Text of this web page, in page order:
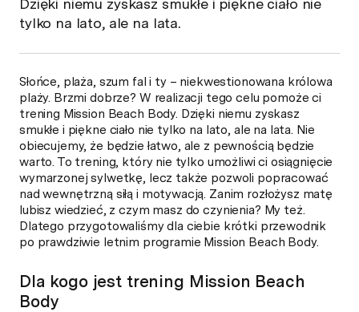
tylko na lato, ale na lata.
Słońce, plaża, szum fal i ty – niekwestionowana królowa
plaży. Brzmi dobrze? W realizacji tego celu pomoże ci
trening Mission Beach Body. Dzięki niemu zyskasz
smukłe i piękne ciało nie tylko na lato, ale na lata. Nie
obiecujemy, że będzie łatwo, ale z pewnością będzie
warto. To trening, który nie tylko umożliwi ci osiągnięcie
wymarzonej sylwetkę, lecz także pozwoli popracować
nad wewnętrzną siłą i motywacją. Zanim rozłożysz matę
lubisz wiedzieć, z czym masz do czynienia? My też.
Dlatego przygotowaliśmy dla ciebie krótki przewodnik
po prawdziwie letnim programie Mission Beach Body.
Dla kogo jest trening Mission Beach
Body